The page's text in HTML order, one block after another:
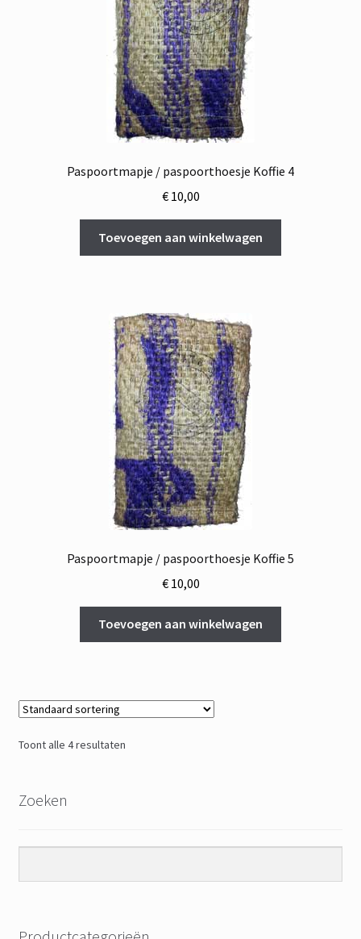
Paspoortmapje / paspoorthoesje Koffie 4
€10,00
Toevoegen aan winkelwagen
Paspoortmapje / paspoorthoesje Koffie 5
€10,00
Toevoegen aan winkelwagen
Toont alle 4 resultaten
Zoeken